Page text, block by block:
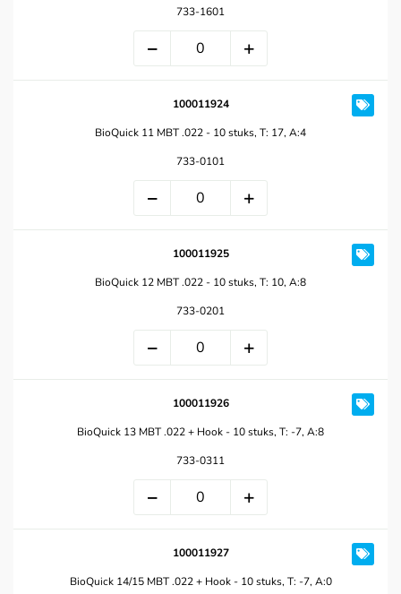
733-1601
100011924
BioQuick 11 MBT .022 - 10 stuks, T: 17, A:4
733-0101
100011925
BioQuick 12 MBT .022 - 10 stuks, T: 10, A:8
733-0201
100011926
BioQuick 13 MBT .022 + Hook - 10 stuks, T: -7, A:8
733-0311
100011927
BioQuick 14/15 MBT .022 + Hook - 10 stuks, T: -7, A:0